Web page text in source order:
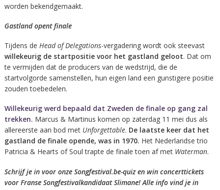
worden bekendgemaakt.
Gastland opent finale
Tijdens de Head of Delegations-vergadering wordt ook steevast
willekeurig de startpositie voor het gastland geloot. Dat om
te vermijden dat de producers van de wedstrijd, die de
startvolgorde samenstellen, hun eigen land een gunstigere positie
zouden toebedelen.
Willekeurig werd bepaald dat Zweden de finale op gang zal
trekken. Marcus & Martinus komen op zaterdag 11 mei dus als
allereerste aan bod met Unforgettable. De laatste keer dat het
gastland de finale opende, was in 1970. Het Nederlandse trio
Patricia & Hearts of Soul trapte de finale toen af met Waterman.
Schrijf je in voor onze Songfestival.be-quiz en win concerttickets
voor Franse Songfestivalkandidaat Slimane! Alle info vind je in